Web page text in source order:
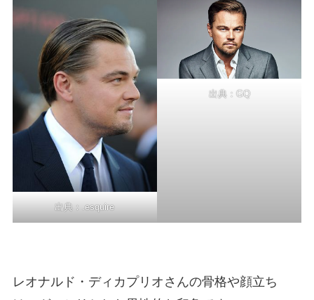
出典：.esquire
出典： GQ
レオナルド・ディカプリオさんの骨格や顔立ち